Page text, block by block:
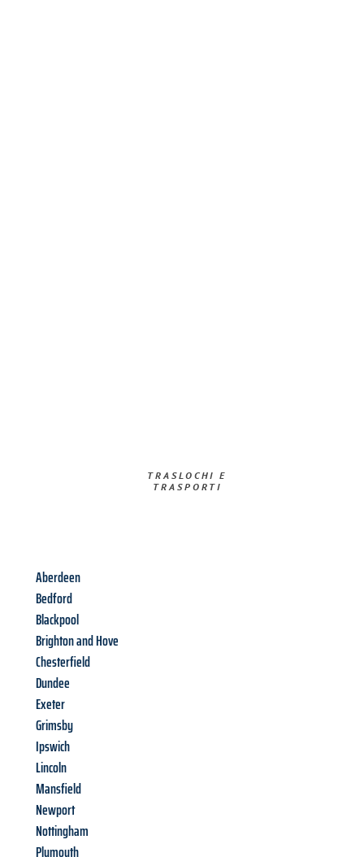
TRASLOCHI E
TRASPORTI​
Aberdeen
Bedford
Blackpool
Brighton and Hove
Chesterfield
Dundee
Exeter
Grimsby
Ipswich
Lincoln
Mansfield
Newport
Nottingham
Plymouth